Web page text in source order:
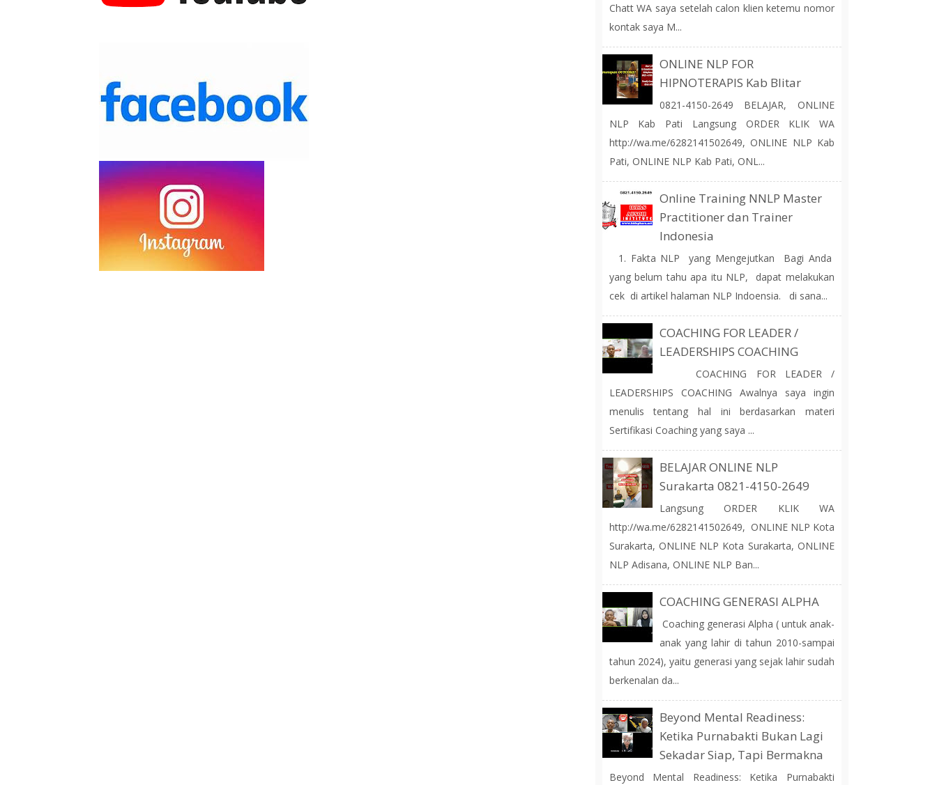
Chatt WA saya setelah calon klien ketemu nomor
kontak saya M...
ONLINE NLP FOR
HIPNOTERAPIS Kab Blitar
0821-4150-2649 BELAJAR, ONLINE
NLP Kab Pati Langsung ORDER KLIK WA
http://wa.me/6282141502649, ONLINE NLP Kab
Pati, ONLINE NLP Kab Pati, ONL...
Online Training NNLP Master
Practitioner dan Trainer
Indonesia
1. Fakta NLP yang Mengejutkan Bagi Anda
yang belum tahu apa itu NLP, dapat melakukan
cek di artikel halaman NLP Indoensia. di sana...
COACHING FOR LEADER /
LEADERSHIPS COACHING
COACHING FOR LEADER /
LEADERSHIPS COACHING Awalnya saya ingin
menulis tentang hal ini berdasarkan materi
Sertifikasi Coaching yang saya ...
BELAJAR ONLINE NLP
Surakarta 0821-4150-2649
Langsung ORDER KLIK WA
http://wa.me/6282141502649, ONLINE NLP Kota
Surakarta, ONLINE NLP Kota Surakarta, ONLINE
NLP Adisana, ONLINE NLP Ban...
COACHING GENERASI ALPHA
Coaching generasi Alpha ( untuk anak-
anak yang lahir di tahun 2010-sampai
tahun 2024), yaitu generasi yang sejak lahir sudah
berkenalan da...
Beyond Mental Readiness:
Ketika Purnabakti Bukan Lagi
Sekadar Siap, Tapi Bermakna
Beyond Mental Readiness: Ketika Purnabakti